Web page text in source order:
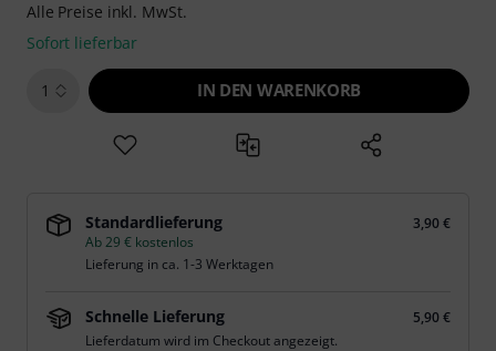
Alle Preise inkl. MwSt.
Sofort lieferbar
1 IN DEN WARENKORB
Standardlieferung
3,90 €
Ab 29 € kostenlos
Lieferung in ca. 1-3 Werktagen
Schnelle Lieferung
5,90 €
Lieferdatum wird im Checkout angezeigt.